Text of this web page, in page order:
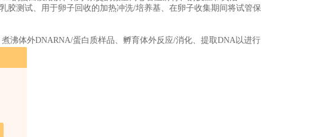
测试、用于卵子回收的加热冲洗/培养基、在卵子收集期间将试管保
体外DNARNA/蛋白质样品、孵育体外反应/消化、提取DNA以进行